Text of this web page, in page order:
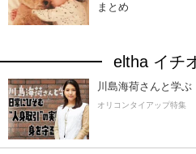
まとめ
eltha イチ
川島海荷さんと学ぶ
オリコンタイアップ特集